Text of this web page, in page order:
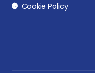
Cookie Policy